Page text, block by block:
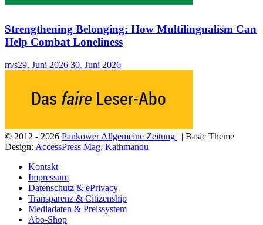
Strengthening Belonging: How Multilingualism Can
Help Combat Loneliness
m/s29. Juni 2026 30. Juni 2026
© 2012 - 2026 Pankower Allgemeine Zeitung | | Basic Theme
Design: AccessPress Mag, Kathmandu
Kontakt
Impressum
Datenschutz & ePrivacy
Transparenz & Citizenship
Mediadaten & Preissystem
Abo-Shop